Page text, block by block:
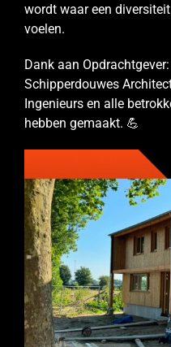
wordt waar een
voelen.
Dank aan
Schipperdouwes
Ingenieurs en alle
hebben gemaakt. 💪